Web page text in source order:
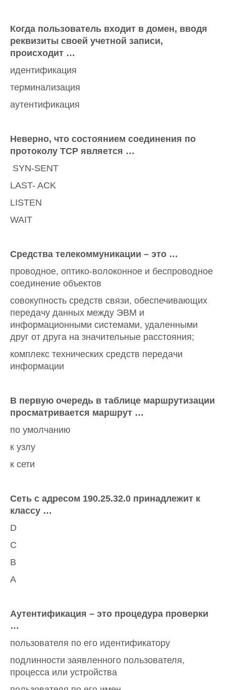
Когда пользователь входит в домен, вводя
реквизиты своей учетной записи,
происходит …
идентификация
терминализация
аутентификация
Неверно, что состоянием соединения по
протоколу TCP является …
SYN-SENT
LAST- ACK
LISTEN
WAIT
Средства телекоммуникации – это …
проводное, оптико-волоконное и беспроводное
соединение объектов
совокупность средств связи, обеспечивающих
передачу данных между ЭВМ и
информационными системами, удаленными
друг от друга на значительные расстояния;
комплекс технических средств передачи
информации
В первую очередь в таблице маршрутизации
просматривается маршрут …
по умолчанию
к узлу
к сети
Сеть с адресом 190.25.32.0 принадлежит к
классу …
D
C
B
А
Аутентификация – это процедура проверки
…
пользователя по его идентификатору
подлинности заявленного пользователя,
процесса или устройства